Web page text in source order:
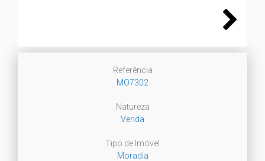
Referência
MO7302
Natureza
Venda
Tipo de Imóvel
Moradia